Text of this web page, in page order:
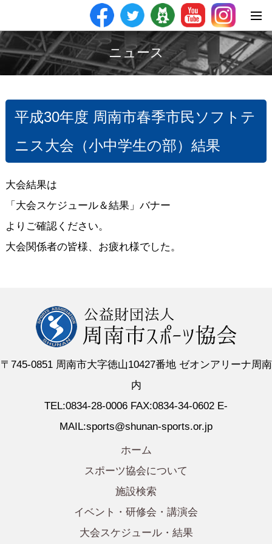
ニュース
平成30年度 周南市春季市民ソフトテ
ニス大会（小中学生の部）結果
大会結果は
「大会スケジュール＆結果」バナー
よりご確認ください。
大会関係者の皆様、お疲れ様でした。
〒745-0851 周南市大字徳山10427番地 ゼオンアリーナ周南
内
TEL:0834-28-0006 FAX:0834-34-0602 E-
MAIL:sports@shunan-sports.or.jp
ホーム
スポーツ協会について
施設検索
イベント・研修会・講演会
大会スケジュール・結果